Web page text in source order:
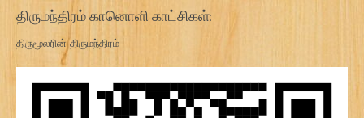
திருமந்திரம் கானொளி காட்சிகள்:
திருமூலரின் திருமந்திரம்